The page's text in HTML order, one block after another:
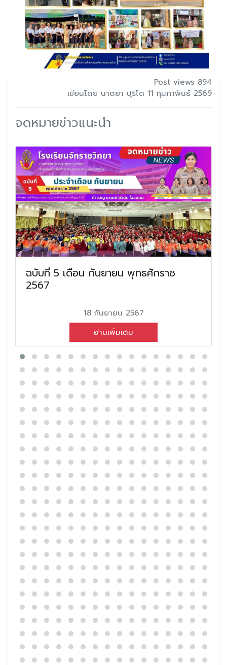
Post views 894
เขียนโดย นาตยา ปุริโต 11 กุมภาพันธ์ 2569
จดหมายข่าวแนะนำ
ฉบับที่ 5 เดือน กันยายน พุทธศักราช
2567
18 กันยายน 2567
อ่านเพิ่มเติม